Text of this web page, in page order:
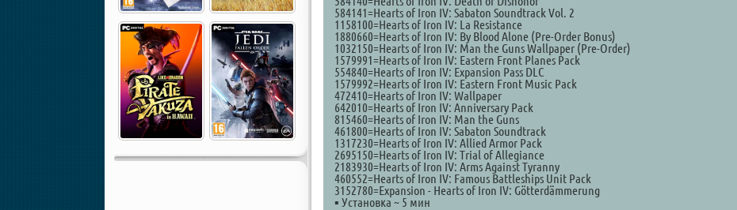
584141=Hearts of Iron IV: Sabaton Soundtrack Vol. 2
1158100=Hearts of Iron IV: La Resistance
1880660=Hearts of Iron IV: By Blood Alone (Pre-Order Bonus)
1032150=Hearts of Iron IV: Man the Guns Wallpaper (Pre-Order)
1579991=Hearts of Iron IV: Eastern Front Planes Pack
554840=Hearts of Iron IV: Expansion Pass DLC
1579992=Hearts of Iron IV: Eastern Front Music Pack
472410=Hearts of Iron IV: Wallpaper
642010=Hearts of Iron IV: Anniversary Pack
815460=Hearts of Iron IV: Man the Guns
461800=Hearts of Iron IV: Sabaton Soundtrack
1317230=Hearts of Iron IV: Allied Armor Pack
2695150=Hearts of Iron IV: Trial of Allegiance
2183930=Hearts of Iron IV: Arms Against Tyranny
460552=Hearts of Iron IV: Famous Battleships Unit Pack
3152780=Expansion - Hearts of Iron IV: Götterdämmerung
▪ Установка ~ 5 мин